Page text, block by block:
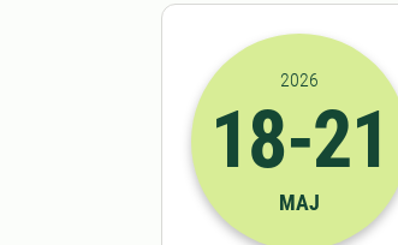
2026-18-05
2026
18-21
MAJ